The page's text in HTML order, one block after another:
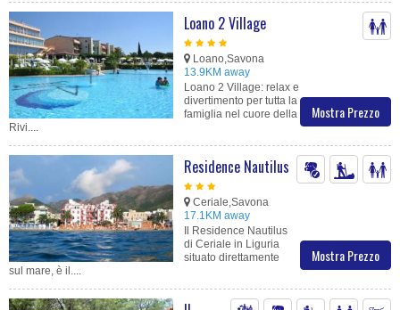
Mostra Prezzo
Loano 2 Village
Loano,Savona
13.9KM away
Loano 2 Village: relax e
divertimento per tutta la
famiglia nel cuore della
Rivi....
Mostra Prezzo
Residence Nautilus
Ceriale,Savona
17.1KM away
Il Residence Nautilus
di Ceriale in Liguria
situato direttamente
sul mare, è il....